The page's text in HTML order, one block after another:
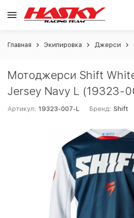
Главная Экипировка Джерси
Мотоджерси Shift
Jersey Navy L (19323-
Артикул: 19323-007-L Бренд: Shift